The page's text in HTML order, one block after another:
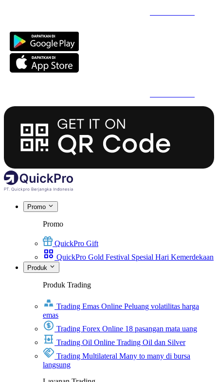
Promo
Promo
QuickPro Gift
QuickPro Gold Festival Spesial Hari Kemerdekaan
Produk
Produk Trading
Trading Emas Online Peluang volatilitas harga
emas
Trading Forex Online 18 pasangan mata uang
Trading Oil Online Trading Oil dan Silver
Trading Multilateral Many to many di bursa
langsung